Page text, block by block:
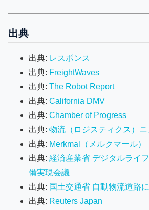
出典
出典: レスポンス
出典: FreightWaves
出典: The Robot Report
出典: California DMV
出典: Chamber of Progress
出典: 物流（ロジスティクス）
出典: Merkmal（メルクマール）
出典: 経済産業省 デジタルライ
備実現会議
出典: 国土交通省 自動物流道路
出典: Reuters Japan